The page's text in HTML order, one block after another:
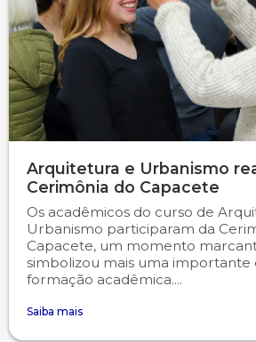
Arquitetura e Urbanismo
Cerimônia do Capacete
Os acadêmicos do curso de
Urbanismo participaram da
Capacete, um momento
simbolizou mais uma importante
formação acadêmica....
Saiba mais